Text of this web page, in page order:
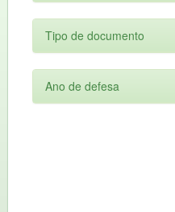
Tipo de documento
Ano de defesa